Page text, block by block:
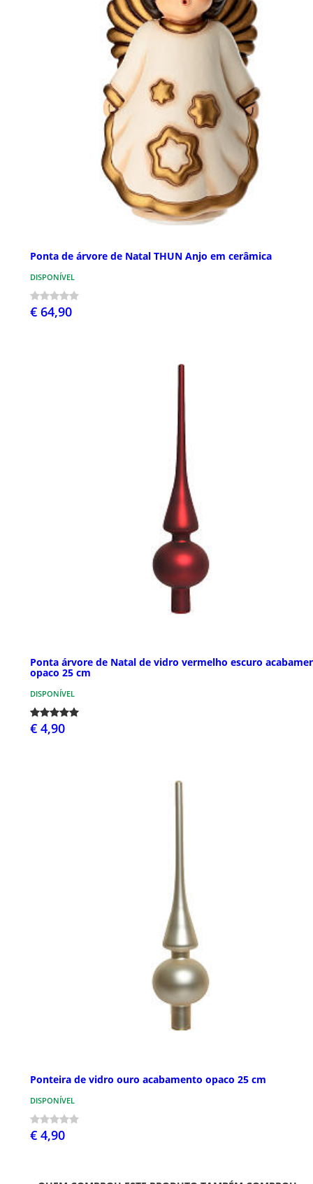
Ponta de árvore de Natal THUN Anjo em cerâmica
DISPONÍVEL
€ 64,90
Ponta árvore de Natal de vidro vermelho escuro
opaco 25 cm
DISPONÍVEL
€ 4,90
Ponteira de vidro ouro acabamento opaco 25 cm
DISPONÍVEL
€ 4,90